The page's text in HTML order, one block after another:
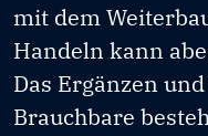
mit dem
Handeln kann
Das Ergänzen
Brauchbare